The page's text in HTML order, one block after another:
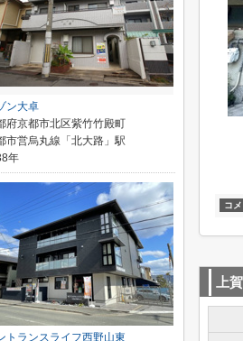
コ
上
ン大卓
府京都市北区紫竹竹殿町
市営烏丸線「北大路」駅
年
トランスライフ西野山東